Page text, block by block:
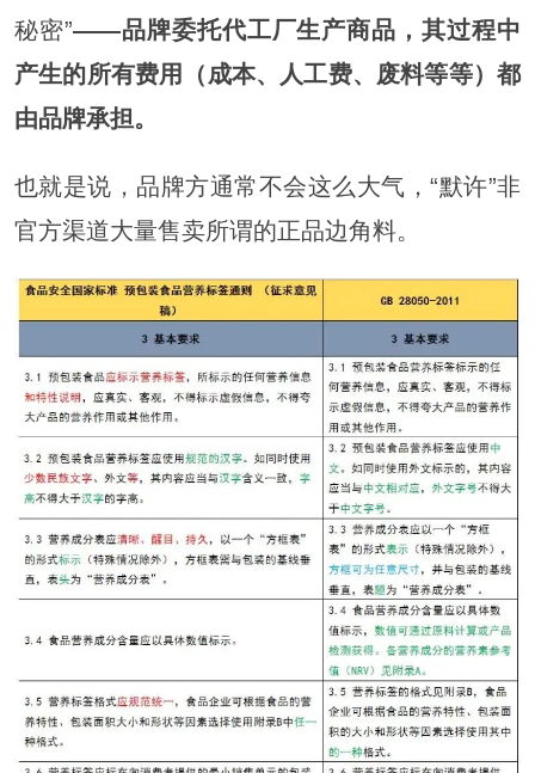
秘密”——品牌委托代工厂生产商品，其过程中
产生的所有费用（成本、人工费、废料等等）都
由品牌承担。
也就是说，品牌方通常不会这么大气，“默许”非
官方渠道大量售卖所谓的正品边角料。